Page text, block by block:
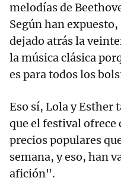
melodías de
Según han
dejado atrás la
la música clásica
es para todos los
Eso sí, Lola y Esther
que el festival ofrece
precios populares
semana, y eso, han
afición".